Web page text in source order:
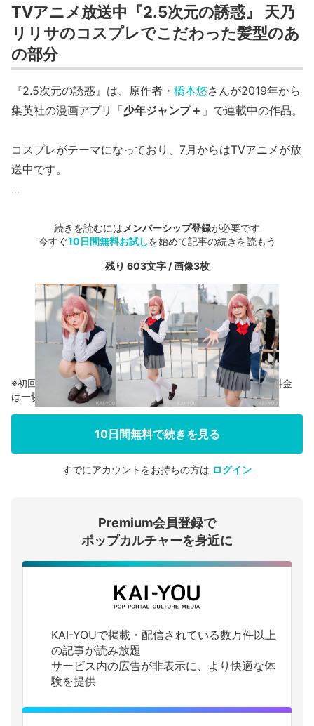
TVアニメ放送中『2.5次元の誘惑』 天乃
リリサのコスプレでこだわった髪型のあ
の部分
『2.5次元の誘惑』は、原作者・ 橋本悠さんが2019年から
集英社の漫画アプリ「少年ジャンプ＋ 」で連載中の作品。
コスプレがテーマになっており、7月からはTVアニメが放
送中です。
...
続きを読むにはメンバーシップ登録が必要です
今すぐ10日間無料お試しを始めて記事の続きを読もう
残り 603文字 / 画像3枚
会員登録する
ログインする
※初回登録の方に限り、無料お試し期間中に解約した場合、料金
は一切かかりません。
10日間無料で続きを見る
すでにアカウントをお持ちの方は ログイン
Premium会員登録で
ポップカルチャーを身近に
KAI-YOUで掲載・配信されている数万件以上
の記事が読み放題
サービス内の広告が非表示に、より快適な体
験を提供